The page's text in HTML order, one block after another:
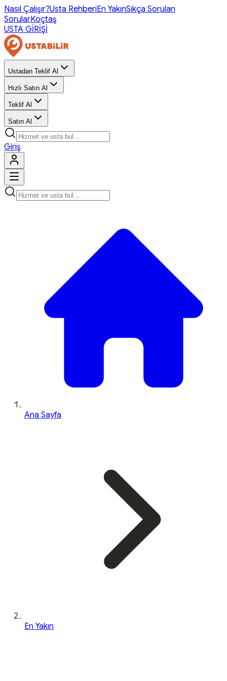
Nasıl Çalışır?Usta RehberiEn YakınSıkça Sorulan
SorularKoçtaş
USTA GİRİŞİ
Ustadan Teklif Al
Hızlı Satın Al
Teklif Al
Satın Al
Giriş
Ana Sayfa
En Yakın